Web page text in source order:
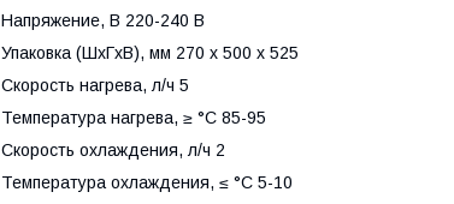
Напряжение, В 220-240 В
Упаковка (ШхГхВ), мм 270 x 500 x 525
Скорость нагрева, л/ч 5
Температура нагрева, ≥ °С 85-95
Скорость охлаждения, л/ч 2
Температура охлаждения, ≤ °С 5-10